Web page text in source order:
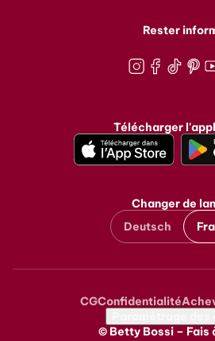
Rester
Télécharger
Changer de
Deutsch
Metanavigation
CGConfidentialité
© Betty Bossi – Fais